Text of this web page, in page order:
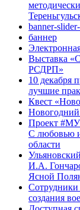
banner-
баннер
Выставка
РСДРП»
10 декабря
лучшие
Квест
Новогодний
Проект
С любовью
области
И.А.
Ясной
Сотрудники
создания